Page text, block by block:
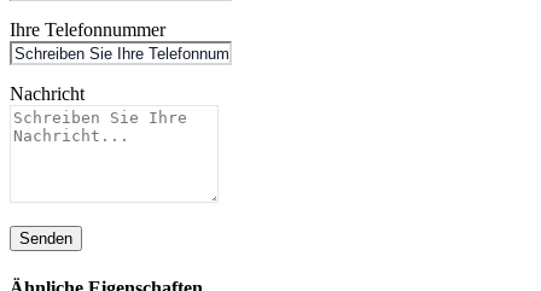
Ihre Telefonnummer
Nachricht
Senden